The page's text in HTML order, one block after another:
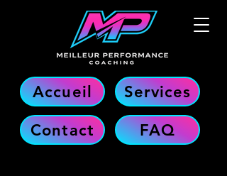
Services
Contact
FAQ
Accueil